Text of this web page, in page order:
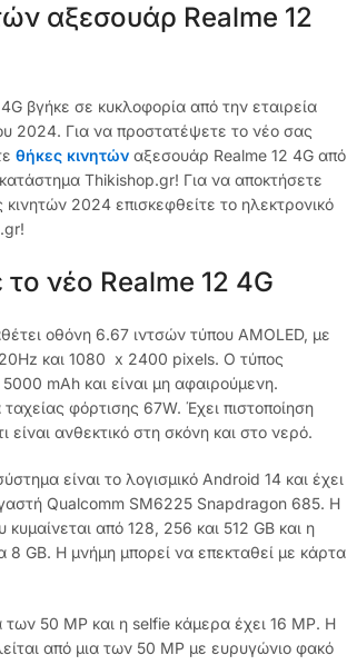
αξεσουάρ Realme 12
βγήκε σε κυκλοφορία από την εταιρεία
2024. Για να προστατέψετε το νέο σας
θήκες κινητών αξεσουάρ Realme 12 4G από
Thikishop.gr! Για να αποκτήσετε
κινητών 2024 επισκεφθείτε το ηλεκτρονικό
το νέο Realme 12 4G
οθόνη 6.67 ιντσών τύπου AMOLED, με
και 1080 x 2400 pixels. Ο τύπος
5000 mAh και είναι μη αφαιρούμενη.
ταχείας φόρτισης 67W. Έχει πιστοποίηση
είναι ανθεκτικό στη σκόνη και στο νερό.
είναι το λογισμικό Android 14 και έχει
Qualcomm SM6225 Snapdragon 685. Η
κυμαίνεται από 128, 256 και 512 GB και η
8 GB. Η μνήμη μπορεί να επεκταθεί με κάρτα
των 50 MP και η selfie κάμερα έχει 16 MP. Η
από μια των 50 MP με ευρυγώνιο φακό